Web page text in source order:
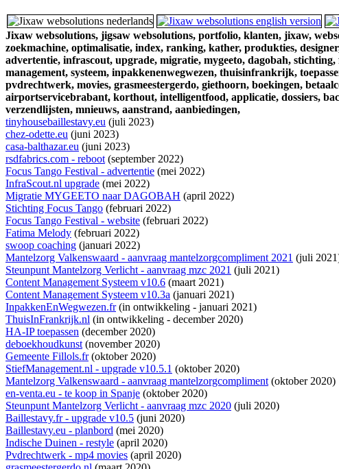
Jixaw websolutions, jigsaw websolutions, portfolio, klanten, jixaw,
zoekmachine, optimalisatie, index, ranking, kather, produkties,
advertentie, infrascout, upgrade, migratie, mygeeto, dagobah, stichting,
management, systeem, inpakkenenwegwezen, thuisinfrankrijk,
pvdrechtwerk, movies, grasmeestergerdo, giethoorn, boekingen,
airportservicebrabant, korthout, intelligentfood, applicatie, dossiers,
verzendlijsten, mnieuws, aanstrand, aanbiedingen,
tinyhousebaillestavy.eu (juli 2023)
chez-odette.eu (juni 2023)
casa-balthazar.eu (juni 2023)
rsdfabrics.com - reboot(september 2022)
Focus Tango Festival - advertentie (mei 2022)
InfraScout.nl upgrade (mei 2022)
Migratie MYGEETO naar DAGOBAH (april 2022)
Stichting Focus Tango (februari 2022)
Focus Tango Festival - website (februari 2022)
Fatima Melody (februari 2022)
swoop coaching (januari 2022)
Mantelzorg Valkenswaard - aanvraag mantelzorgcompliment 2021 (juli
Steunpunt Mantelzorg Verlicht - aanvraag mzc 2021 (juli 2021)
Content Management Systeem v10.6 (maart 2021)
Content Management Systeem v10.3a (januari 2021)
InpakkenEnWegwezen.fr(in ontwikkeling - januari 2021)
ThuisInFrankrijk.nl (in ontwikkeling - december 2020)
HA-IP toepassen (december 2020)
deboekhoudkunst(november 2020)
Gemeente Fillols.fr(oktober 2020)
StiefManagement.nl - upgrade v10.5.1 (oktober 2020)
Mantelzorg Valkenswaard - aanvraag mantelzorgcompliment(oktober 2020)
en-venta.eu - te koop in Spanje (oktober 2020)
Steunpunt Mantelzorg Verlicht - aanvraag mzc 2020 (juli 2020)
Baillestavy.fr - upgrade v10.5 (juni 2020)
Baillestavy.eu - planbord (mei 2020)
Indische Duinen - restyle (april 2020)
Pvdrechtwerk - mp4 movies (april 2020)